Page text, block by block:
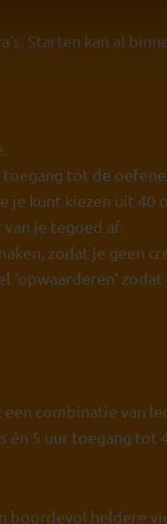
Starten kan al
tot de
je kunt kiezen uit 40
je tegoed af.
zodat je geen
‘opwaarderen’
combinatie van
5 uur toegang tot
heldere